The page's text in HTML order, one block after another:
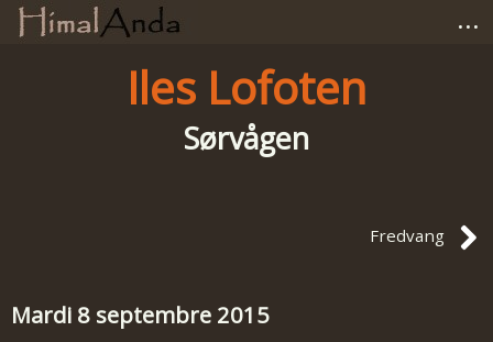
...
Photographies
Matériel
Iles Lofoten
Sørvågen
Fredvang
Mardi 8 septembre 2015